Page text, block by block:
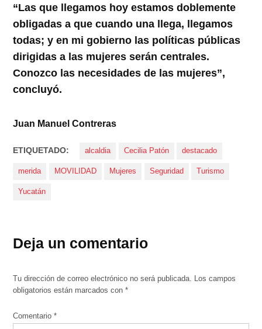
“Las que llegamos hoy estamos doblemente
obligadas a que cuando una llega, llegamos
todas; y en mi gobierno las políticas públicas
dirigidas a las mujeres serán centrales.
Conozco las necesidades de las mujeres”,
concluyó.
Juan Manuel Contreras
ETIQUETADO: alcaldia Cecilia Patón destacado
merida MOVILIDAD Mujeres Seguridad Turismo
Yucatán
Deja un comentario
Tu dirección de correo electrónico no será publicada. Los campos
obligatorios están marcados con*
Comentario*